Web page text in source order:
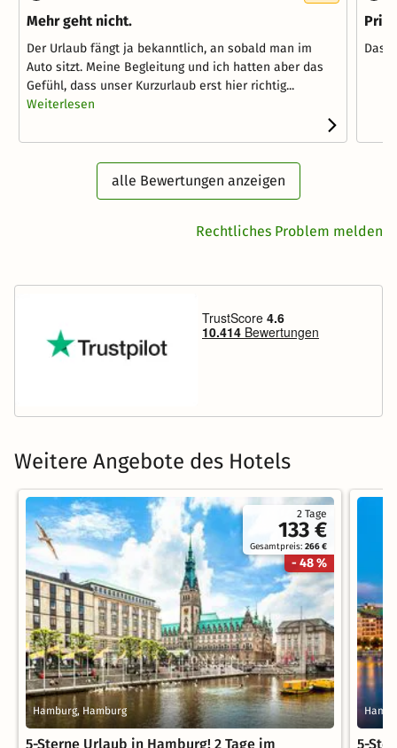
Mehr geht nicht.
Der Urlaub fängt ja bekanntlich, an sobald man im
Auto sitzt. Meine Begleitung und ich hatten aber das
Gefühl, dass unser Kurzurlaub erst hier richtig...
Weiterlesen
Das
alle Bewertungen anzeigen
Rechtliches Problem melden
Weitere Angebote des Hotels
2 Tage
133 €
Gesamtpreis:266 €
- 48 %
Hamburg, Hamburg
5-Sterne Urlaub in Hamburg! 2 Tage im 5-